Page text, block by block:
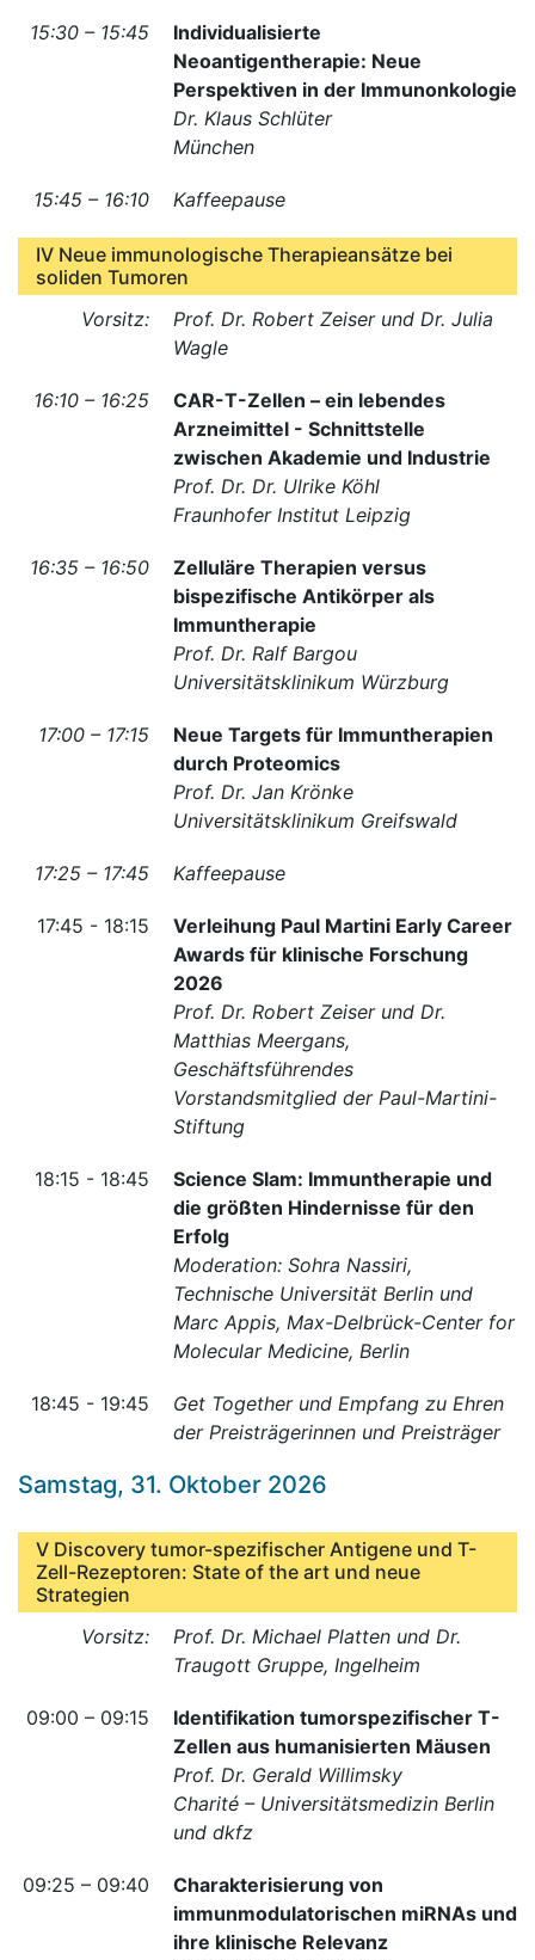
15:30 – 15:45
Individualisierte
Neoantigentherapie: Neue
Perspektiven in der Immunonkologie
Dr. Klaus Schlüter
München
15:45 – 16:10 Kaffeepause
IV Neue immunologische Therapieansätze bei
soliden Tumoren
Vorsitz:
Prof. Dr. Robert Zeiser und Dr. Julia
Wagle
16:10 – 16:25
CAR-T-Zellen – ein lebendes
Arzneimittel - Schnittstelle
zwischen Akademie und Industrie
Prof. Dr. Dr. Ulrike Köhl
Fraunhofer Institut Leipzig
16:35 – 16:50
Zelluläre Therapien versus
bispezifische Antikörper als
Immuntherapie
Prof. Dr. Ralf Bargou
Universitätsklinikum Würzburg
17:00 – 17:15
Neue Targets für Immuntherapien
durch Proteomics
Prof. Dr. Jan Krönke
Universitätsklinikum Greifswald
17:25 – 17:45 Kaffeepause
17:45 - 18:15
Verleihung Paul Martini Early Career
Awards für klinische Forschung
2026
Prof. Dr. Robert Zeiserund Dr.
Matthias Meergans,
Geschäftsführendes
Vorstandsmitglied der Paul-Martini-
Stiftung
18:15 - 18:45
Science Slam: Immuntherapie und
die größten Hindernisse für den
Erfolg
Moderation: Sohra Nassiri,
Technische Universität Berlin und
Marc Appis, Max-Delbrück-Center for
Molecular Medicine, Berlin
18:45 - 19:45
Get Together und Empfang zu Ehren
der Preisträgerinnen und Preisträger
Samstag, 31. Oktober 2026
V Discovery tumor-spezifischer Antigene und T-
Zell-Rezeptoren: State of the art und neue
Strategien
Vorsitz:
Prof. Dr. Michael Platten und Dr.
Traugott Gruppe, Ingelheim
09:00 – 09:15
Identifikation tumorspezifischer T-
Zellen aus humanisierten Mäusen
Prof. Dr. Gerald Willimsky
Charité – Universitätsmedizin Berlin
und dkfz
09:25 – 09:40
Charakterisierung von
immunmodulatorischen miRNAs und
ihre klinische Relevanz